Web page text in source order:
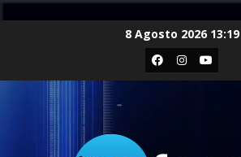
8 Agosto 2026 13:19
Facebook
Instagram
Youtube